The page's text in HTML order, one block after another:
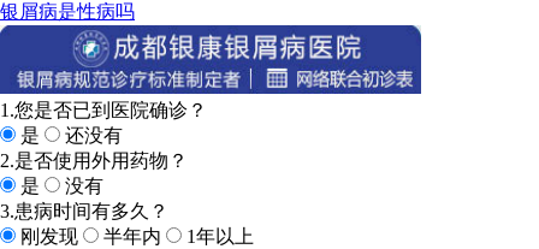
银屑病是性病吗
1.您是否已到医院确诊？
是
还没有
2.是否使用外用药物？
是
没有
3.患病时间有多久？
刚发现
半年内
1年以上